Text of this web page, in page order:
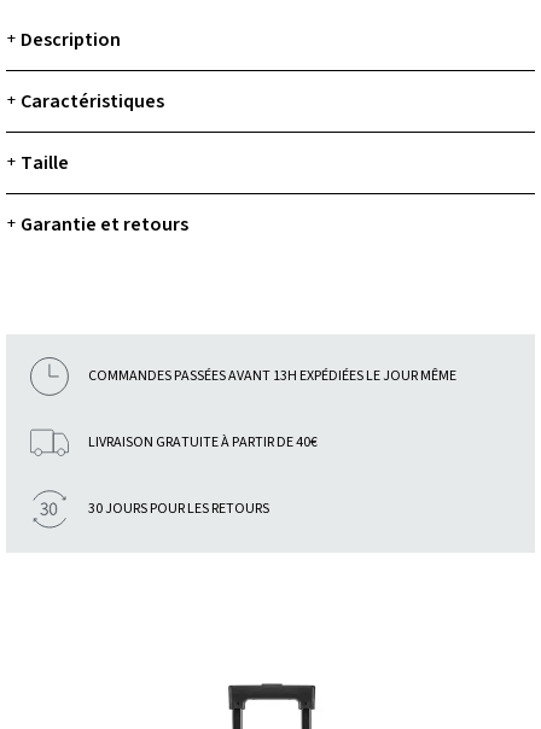
+ Description
+ Caractéristiques
+ Taille
+ Garantie et retours
COMMANDES PASSÉES AVANT 13H EXPÉDIÉES LE JOUR MÊME
LIVRAISON GRATUITE À PARTIR DE 40€
30 JOURS POUR LES RETOURS